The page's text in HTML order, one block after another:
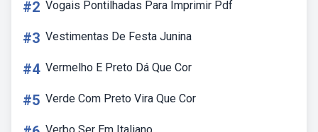
#2 Vogais Pontilhadas Para Imprimir Pdf
#3 Vestimentas De Festa Junina
#4 Vermelho E Preto Dá Que Cor
#5 Verde Com Preto Vira Que Cor